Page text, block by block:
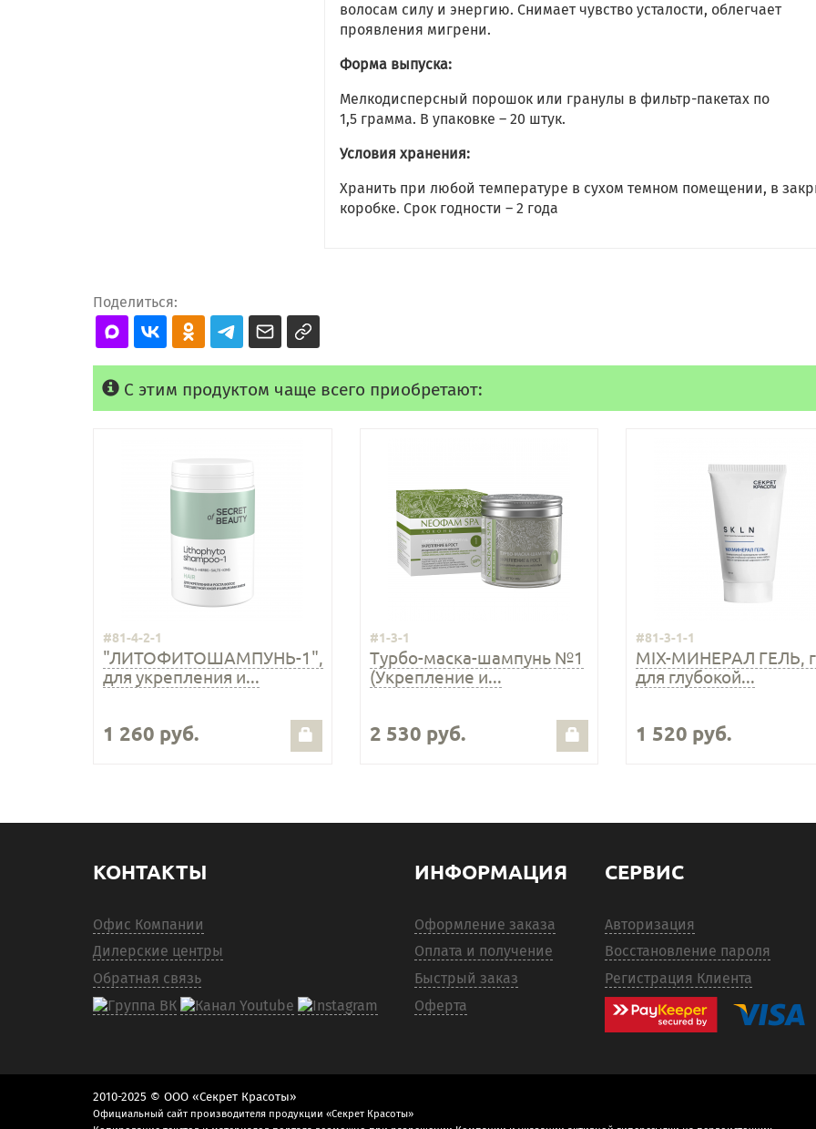
волосам силу и энергию. Снимает чувство усталости, облегчает
проявления мигрени.
Форма выпуска:
Мелкодисперсный порошок или гранулы в фильтр-пакетах по
1,5 грамма. В упаковке – 20 штук.
Условия хранения:
Хранить при любой температуре в сухом темном помещении, в
коробке. Срок годности – 2 года
Поделиться:
С этим продуктом чаще всего приобретают:
#81-4-2-1
"ЛИТОФИТОШАМПУНЬ-1",
для укрепления и...
1 260 руб.
#1-3-1
Турбо-маска-шампунь №1
(Укрепление и...
2 530 руб.
#81-3-1-1
MIX-МИНЕРАЛ ГЕЛЬ,
для глубокой...
1 520 руб.
КОНТАКТЫ
Офис Компании
Дилерские центры
Обратная связь
ИНФОРМАЦИЯ
Оформление заказа
Оплата и получение
Быстрый заказ
Оферта
СЕРВИС
Авторизация
Восстановление пароля
Регистрация Клиента
2010-2025 © ООО «Секрет Красоты»
Официальный сайт производителя продукции «Секрет Красоты»